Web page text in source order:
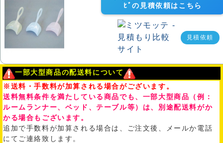
ﾋﾞの見積依頼はこちら
見積依頼
一部大型商品の配送料について
※送料・手数料が加算される場合がございます。
送料無料条件を満たしている商品でも、一部大型商品（例：
ルームランナー、ベッド、テーブル等）は、別途配送料がか
かる場合もございます。
追加で手数料が加算される場合は、ご注文後、メールか電話
にてご連絡致します。